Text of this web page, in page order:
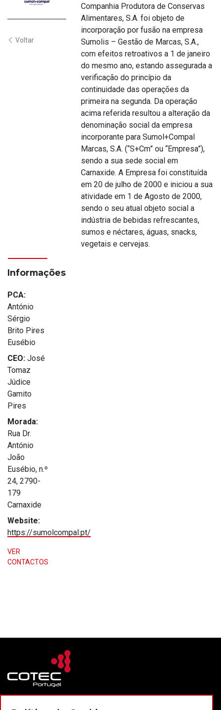
Voltar
Companhia Produtora de Conservas
Alimentares, S.A. foi objeto de
incorporação por fusão na empresa
Sumolis – Gestão de Marcas, S.A.,
com efeitos retroativos a 1 de janeiro
do mesmo ano, estando assegurada a
verificação do princípio da
continuidade das operações da
primeira na segunda. Da operação
acima referida resultou a alteração da
denominação social da empresa
incorporante para Sumol+Compal
Marcas, S.A. (“S+Cm” ou “Empresa”),
sendo a sua sede social em
Carnaxide. A Empresa foi constituída
em 20 de julho de 2000 e iniciou a sua
atividade em 1 de Agosto de 2000,
sendo o seu atual objeto social a
indústria de bebidas refrescantes,
sumos e néctares, águas, snacks,
vegetais e cervejas.
Informações
PCA:
António
Sérgio
Brito Pires
Eusébio
CEO: José
Tomaz
Júdice
Gamito
Pires
Morada:
Rua Dr.
António
João
Eusébio, n.º
24, 2790-
179
Carnaxide
Website:
https://sumolcompal.pt/
VER
CONTACTOS